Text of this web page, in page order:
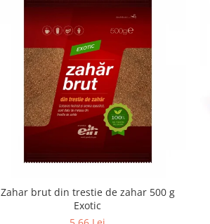
Zahar brut din trestie de zahar 500 g
Exotic